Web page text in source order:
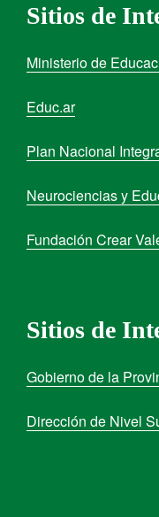
Sitios de
Ministerio de
Educ.ar
Plan Nacional
Neurociencias y
Fundación Crear
Sitios de
Gobierno de la
Dirección de Nivel